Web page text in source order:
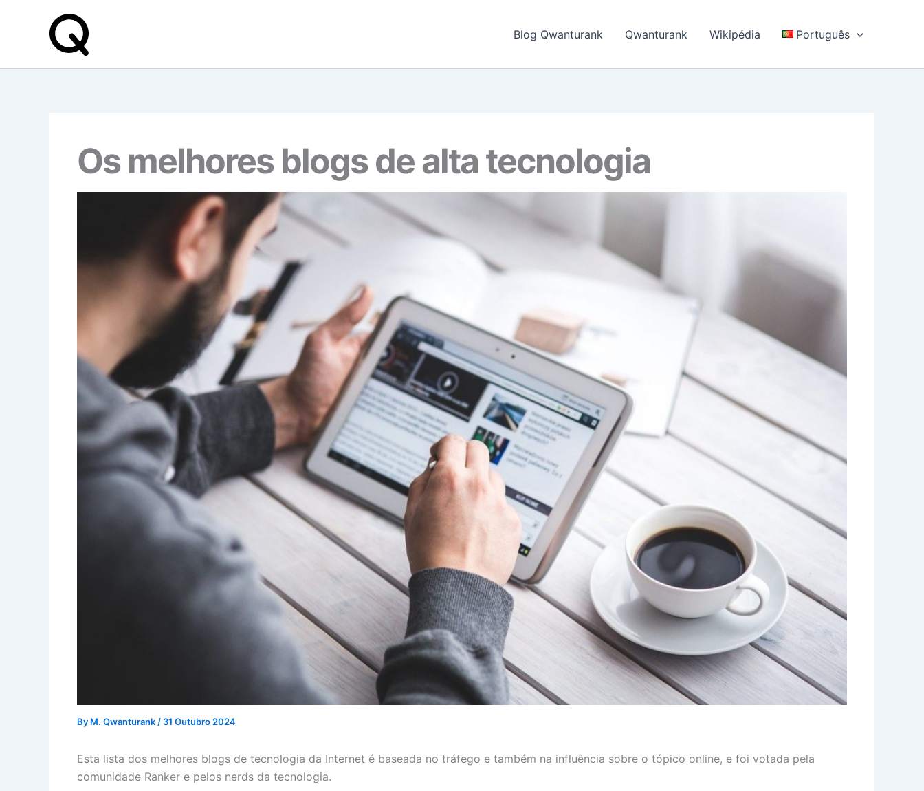
Blog Qwanturank Qwanturank Wikipédia Português
Os melhores blogs de alta tecnologia
By M. Qwanturank / 31 Outubro 2024
Esta lista dos melhores blogs de tecnologia da Internet é baseada no tráfego e também na influência sobre o tópico online, e foi votada pela
comunidade Ranker e pelos nerds da tecnologia.